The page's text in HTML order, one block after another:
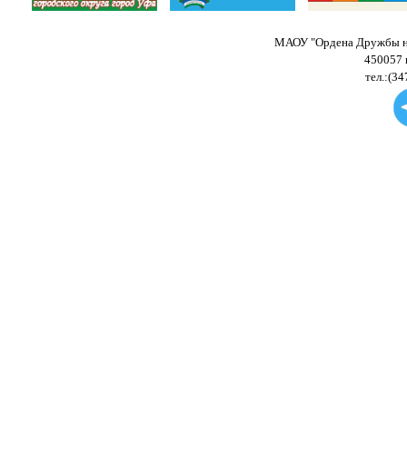
МАОУ "Ордена Дружбы
450057